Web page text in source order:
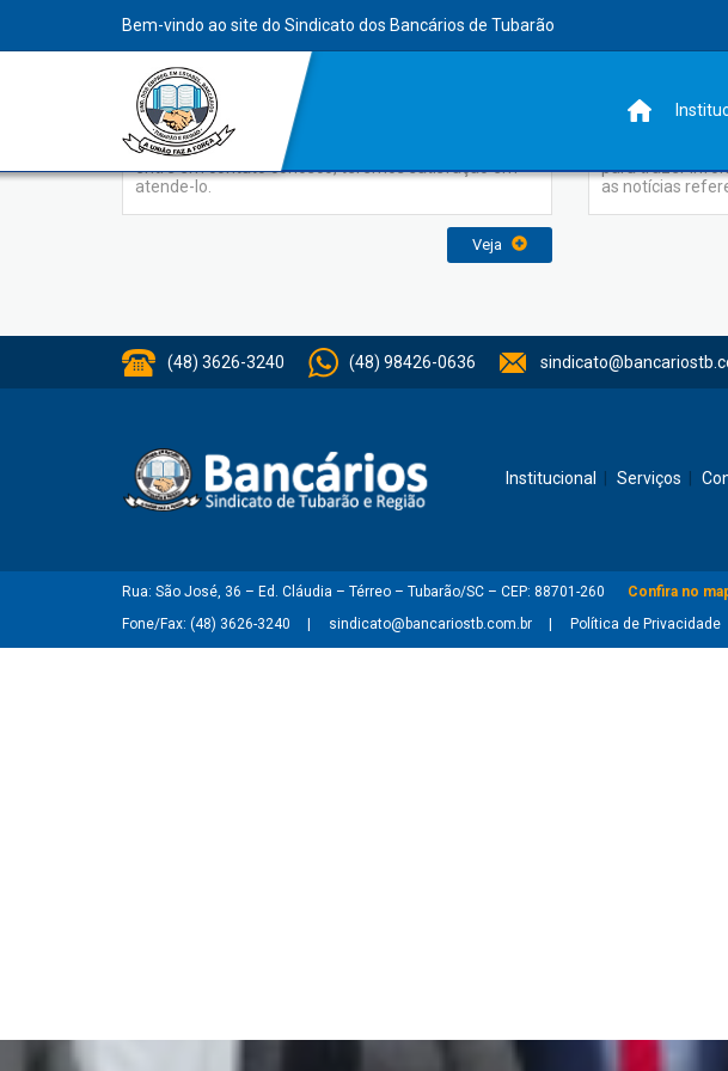
Bem-vindo ao site do Sindicato dos Bancários de Tubarão
Contato
Para obter mais informações ou enviar sugestões,
entre em contato conosco, teremos satisfação em
atende-lo.
Veja
para trazer
as notícias
(48) 3626-3240 (48) 98426-0636
Institucional Serviços
Rua: São José, 36 – Ed. Cláudia – Térreo – Tubarão/SC – CEP: 88701-260
Confira no
Fone/Fax: (48) 3626-3240
sindicato@bancariostb.com.br Política de Privacidade